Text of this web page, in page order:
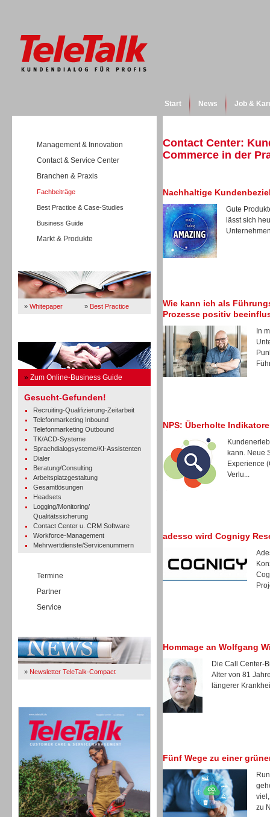
Start News Job &
Management & Innovation
Contact & Service Center
Branchen & Praxis
Fachbeiträge
Best Practice & Case-Studies
Business Guide
Markt & Produkte
» Whitepaper » Best Practice
» Zum Online-Business Guide
Gesucht-Gefunden!
Recruiting-Qualifizierung-Zeitarbeit
Telefonmarketing Inbound
Telefonmarketing Outbound
TK/ACD-Systeme
Sprachdialogsysteme/KI-Assistenten
Dialer
Beratung/Consulting
Arbeitsplatzgestaltung
Gesamtlösungen
Headsets
Logging/Monitoring/
Qualitätssicherung
Contact Center u. CRM Software
Workforce-Management
Mehrwertdienste/Servicenummern
Termine
Partner
Service
» Newsletter TeleTalk-Compact
Contact Center:
Commerce in der
Nachhaltige
Gute
lässt sich
Wie kann ich als
Prozesse positiv
In
NPS: Überholte
kann. Neue
Experience
Verlu...
adesso wird Cognigy
Hommage an Wolfgang
Die Call Center-
Alter von 81
längerer
Fünf Wege zu einer
zu